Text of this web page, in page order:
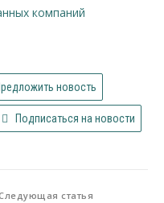
компаний
новость
Подписаться на новости
статья